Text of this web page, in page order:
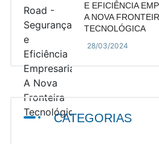
E EFICIÊNCIA
A NOVA
TECNOLÓGICA
28/03/2024
CATEGORIAS